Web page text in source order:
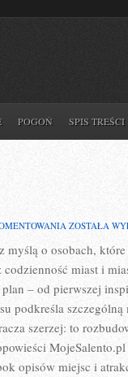
POGOŃ SPIS TREŚCI
LIGURIA
ZOSTAŁA
o osobach,
miast i
– od pierwszej
podkreśla
szerzej: to
opisów miejsc i